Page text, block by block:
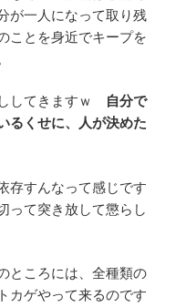
が一人になって取り残
ことを身近でキープを
してきますｗ
自分で
るくせに、人が決めた
存すんなって感じです
て突き放して懲らし
ところには、全種類の
カゲやって来るのです